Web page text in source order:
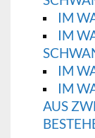
IM
IM
IM
IM
AUS